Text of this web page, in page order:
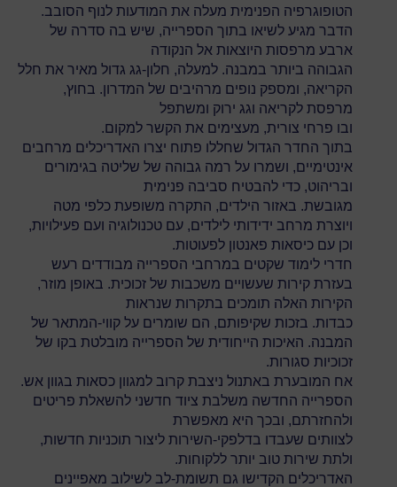
הטופוגרפיה הפנימית מעלה את המודעות לנוף הסובב.
הדבר מגיע לשיאו בתוך הספרייה, שיש בה סדרה של
ארבע מרפסות היוצאות אל הנקודה
הגבוהה ביותר במבנה. למעלה, חלון-גג גדול מאיר את חלל
הקריאה, ומספק נופים מרהיבים של המדרון. בחוץ,
מרפסת לקריאה וגג ירוק ומשתפל
ובו פרחי צורית, מעצימים את הקשר למקום.
בתוך החדר הגדול שחללו פתוח יצרו האדריכלים מרחבים
אינטימיים, ושמרו על רמה גבוהה של שליטה בגימורים
ובריהוט, כדי להבטיח סביבה פנימית
מגובשת. באזור הילדים, התקרה משופעת כלפי מטה
ויוצרת מרחב ידידותי לילדים, עם טכנולוגיה ועם פעילויות,
וכן עם כיסאות פאנטון לפעוטות.
חדרי לימוד שקטים במרחבי הספרייה מבודדים רעש
בעזרת קירות שעשויים משכבות של זכוכית. באופן מוזר,
הקירות האלה תומכים בתקרות שנראות
כבדות. בזכות שקיפותם, הם שומרים על קווי-המתאר של
המבנה. האיכות הייחודית של הספרייה מובלטת בקו של
זכוכיות סגורות.
אח המובערת באתנול ניצבת קרוב למגוון כסאות בגוון אש.
הספרייה החדשה משלבת ציוד חדשני להשאלת פריטים
ולהחזרתם, ובכך היא מאפשרת
לצוותים שעבדו בדלפקי-השירות ליצור תוכניות חדשות,
ולתת שירות טוב יותר ללקוחות.
האדריכלים הקדישו גם תשומת-לב לשילוב מאפיינים